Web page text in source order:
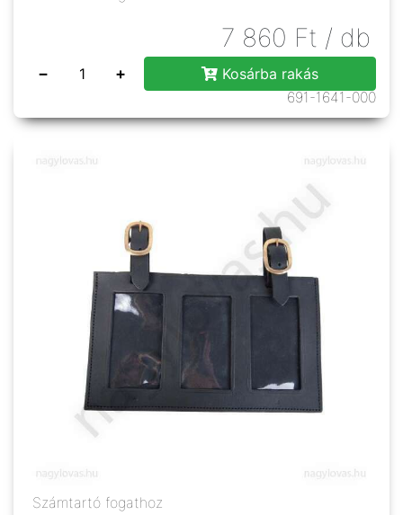
7 860 Ft / db
− +
Kosárba rakás
691-1641-000
Számtartó fogathoz